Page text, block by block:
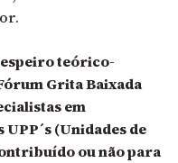
teórico-
Grita Baixada
em
(Unidades de
ou não para